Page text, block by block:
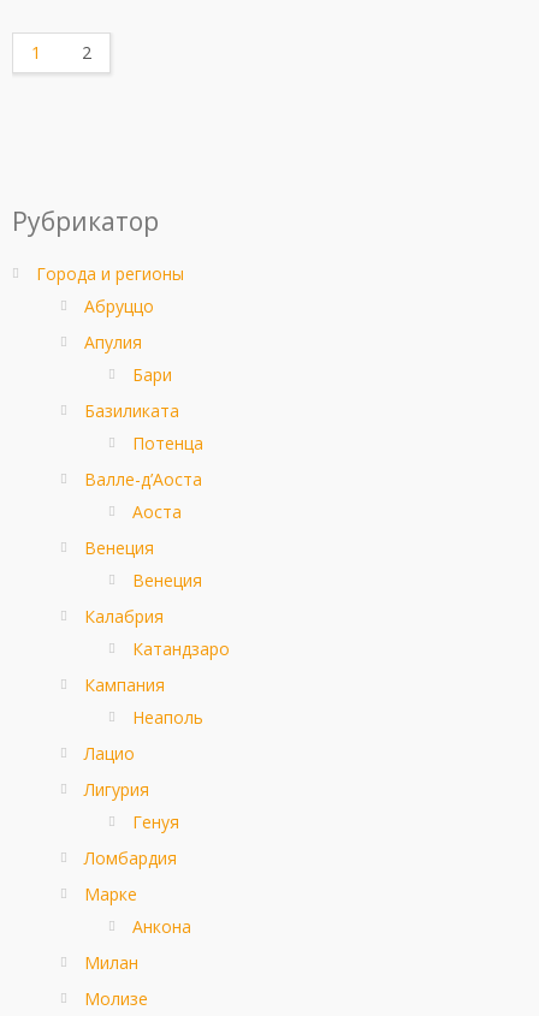
1 2
Рубрикатор
Города и регионы
Абруццо
Апулия
Бари
Базиликата
Потенца
Валле-д’Аоста
Аоста
Венеция
Венеция
Калабрия
Катандзаро
Кампания
Неаполь
Лацио
Лигурия
Генуя
Ломбардия
Марке
Анкона
Милан
Молизе